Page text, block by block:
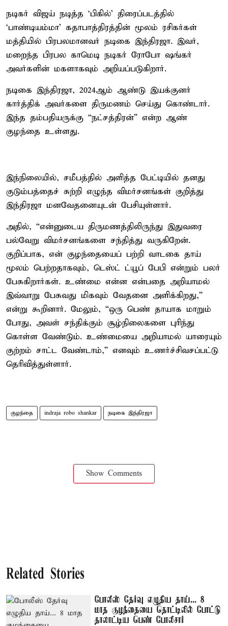
நடிகர் விஜய் நடித்த ‘பிகில்’ திரைப்படத்தில்
‘பாண்டியம்மா’ கதாபாத்திரத்தின் மூலம் ரசிகர்கள்
மத்தியில் பிரபலமானவர் நடிகை இந்திரஜா. இவர்,
மறைந்த பிரபல காமெடி நடிகர் ரோபோ ஷங்கர்
அவர்களின் மகளாகவும் அறியப்படுகிறார்.
நடிகை இந்திரஜா, 2024ஆம் ஆண்டு இயக்குனர்
கார்த்திக் அவர்களை திருமணம் செய்து கொண்டார்.
இந்த தம்பதியருக்கு “நட்சத்திரன்” என்ற ஆண்
குழந்தை உள்ளது.
இந்நிலையில், சமீபத்தில் அளித்த பேட்டியில் தனது
குடும்பத்தைச் சுற்றி எழுந்த விமர்சனங்கள் குறித்து
இந்திரஜா மனவேதனையுடன் பேசியுள்ளார்.
அதில், “என்னுடைய திருமணத்திலிருந்து இதுவரை
பல்வேறு விமர்சனங்களை சந்தித்து வருகிறேன்.
குறிப்பாக, என் குழந்தையைப் பற்றி வாடகை தாய்
மூலம் பெற்றதாகவும், டெஸ்ட் ட்யூப் பேபி என்றும் பலர்
பேசுகிறார்கள். உண்மை என்ன என்பதை அறியாமல்
இவ்வாறு பேசுவது மிகவும் வேதனை அளிக்கிறது,”
என்று கூறினார். மேலும், “ஒரு பெண் தாயாக மாறும்
போது, அவள் சந்திக்கும் சூழ்நிலைகளை புரிந்து
கொள்ள வேண்டும். உண்மையை அறியாமல் யாரையும்
குற்றம் சாட்ட வேண்டாம்,” எனவும் உணர்ச்சிவசப்பட்டு
தெரிவித்துள்ளார்.
குழந்தை indraja robo shankar நடிகை இந்திரஜா
Show Comments
Related Stories
போலீஸ் தேர்வு எழுதிய தாய்... 8
மாத குழந்தையை தொட்டிலில் போட்டு
தாலாட்டிய பெண் போலீசார்